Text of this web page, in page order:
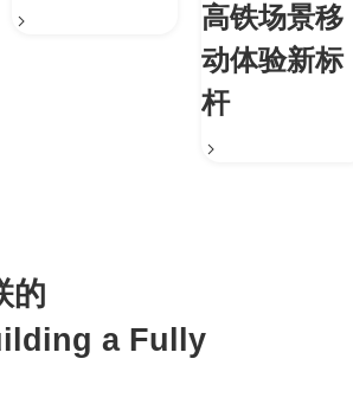
高铁场景移
动体验新标
杆
的
a Fully